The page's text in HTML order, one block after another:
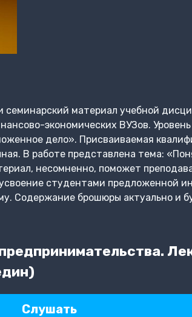
материал учебной
экономических ВУЗов.
дело». Присваиваемая
В работе представлена тема:
несомненно, поможет
студентами предложенной
Содержание брошюры актуально и
Слушать